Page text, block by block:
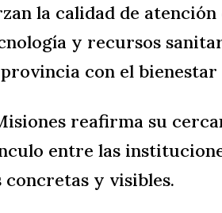
la calidad de
y recursos
con el bienestar
reafirma su
entre las
concretas y visibles.